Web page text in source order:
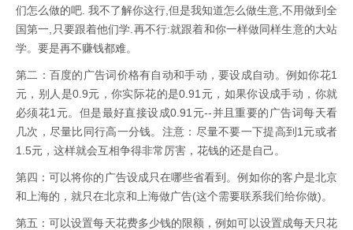
们怎么做的吧. 我不了解你这行,但是我知道怎么做生意,不用做到全
国第一,只要跟着他们学.再不行:就跟着和你一样做同样生意的大站
学。要是再不赚钱都难。
第二：百度的广告词价格有自动和手动，要设成自动。例如你花1
元，别人是0.9元，你实际花的是0.91元，如果你设成手动，你就
必须花1元。但是最好直接设成0.91元--并且重要的广告词每天看
几次，尽量比同行高一分钱。注意：尽量不要一下提高到1元或者
1.5元，这样就会互相争得非常厉害，花钱的还是自己。
第四：可以将你的广告设成只在哪些省看到。例如你的客户是北京
和上海的，就只在北京和上海做广告(这个需要联系我们给你做)。
第五：可以设置每天花费多少钱的限额，例如可以设置成每天只花